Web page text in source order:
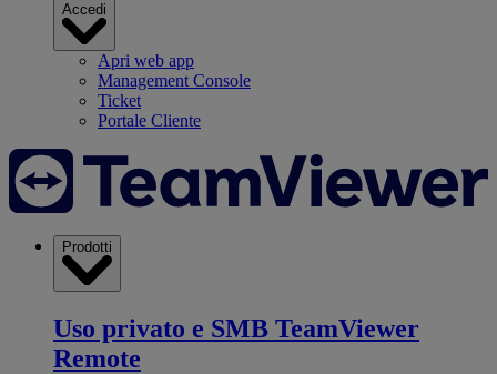
Accedi
Apri web app
Management Console
Ticket
Portale Cliente
Prodotti
Uso privato e SMB TeamViewer
Remote